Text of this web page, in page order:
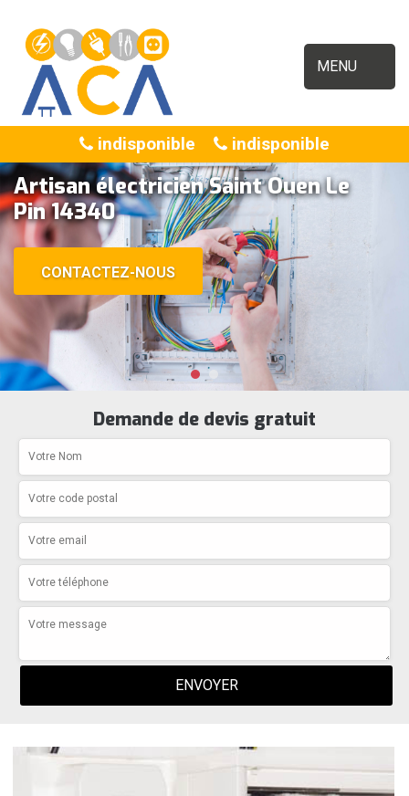
MENU
indisponible indisponible
Artisan électricien Saint Ouen Le
Pin 14340
CONTACTEZ-NOUS
Demande de devis gratuit